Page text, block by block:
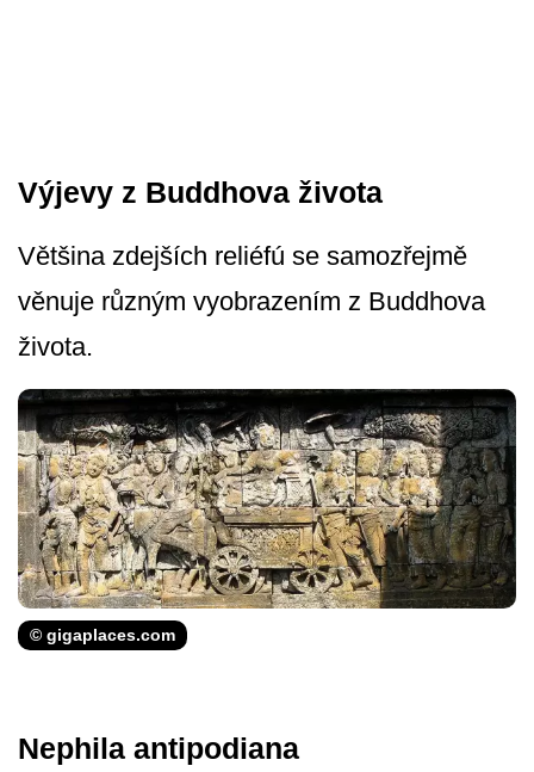
Výjevy z Buddhova života
Většina zdejších reliéfú se samozřejmě
věnuje různým vyobrazením z Buddhova
života.
© gigaplaces.com
Nephila antipodiana